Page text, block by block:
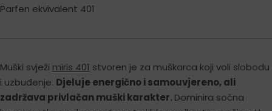
Parfen ekvivalent 401
Muški svježi miris 401 stvoren je za muškarca koji voli slobodu
i uzbuđenje. Djeluje energično i samouvjereno, ali
zadržava privlačan muški karakter.Dominira sočna